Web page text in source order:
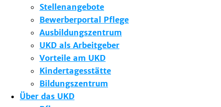
Stellenangebote
Bewerberportal Pflege
Ausbildungszentrum
UKD als Arbeitgeber
Vorteile am UKD
Kindertagesstätte
Bildungszentrum
Über das UKD